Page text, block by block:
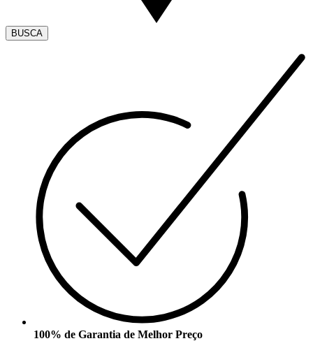
BUSCA
100% de Garantia de Melhor Preço